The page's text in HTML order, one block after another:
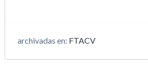
archivadas en: FTACV